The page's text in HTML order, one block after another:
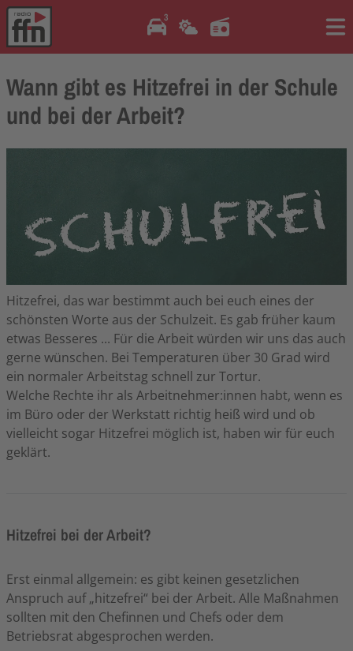
3
Wann gibt es Hitzefrei in der Schule
und bei der Arbeit?
Hitzefrei, das war bestimmt auch bei euch eines der
schönsten Worte aus der Schulzeit. Es gab früher kaum
etwas Besseres ... Für die Arbeit würden wir uns das auch
gerne wünschen. Bei Temperaturen über 30 Grad wird
ein normaler Arbeitstag schnell zur Tortur.
Welche Rechte ihr als Arbeitnehmer:innen habt, wenn es
im Büro oder der Werkstatt richtig heiß wird und ob
vielleicht sogar Hitzefrei möglich ist, haben wir für euch
geklärt.
Hitzefrei bei der Arbeit?
Erst einmal allgemein: es gibt keinen gesetzlichen
Anspruch auf „hitzefrei“ bei der Arbeit. Alle Maßnahmen
sollten mit den Chefinnen und Chefs oder dem
Betriebsrat abgesprochen werden.